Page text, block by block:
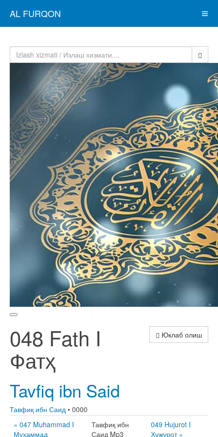
AL FURQON
Юклаб олиш
048 Fath I
Фатҳ
Tavfiq ibn Said
Тавфиқ ибн Саид • 0000
« 047 Muhammad I
Муҳаммад
Тавфиқ ибн
Саид Mp3
049 Hujurot I
Ҳужурот »